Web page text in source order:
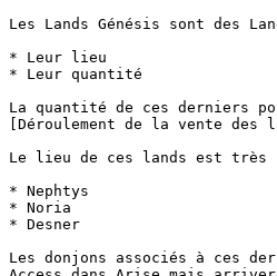
Les Lands Génésis sont des
* Leur lieu
* Leur quantité
La quantité de ces derniers
[Déroulement de la vente
Le lieu de ces lands est très
* Nephtys
* Noria
* Desner
Les donjons associés à ces